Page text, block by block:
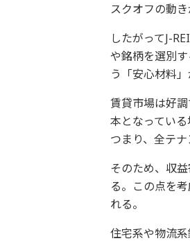
スクオフの動
したがってJ-
や銘柄を選別
う「安心材料
賃貸市場は好
本となってい
つまり、全テ
そのため、収
る。この点を
れる。
住宅系や物流